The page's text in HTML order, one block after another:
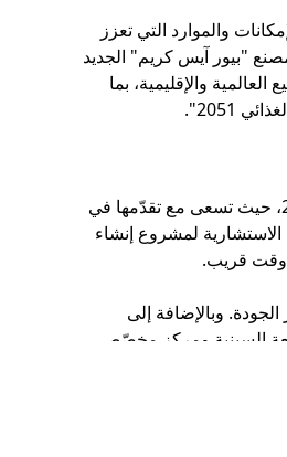
والموارد التي تعزز
"بيور آيس كريم" الجديد
والإقليمية، بما
وقّعت شركة "بيور آيس كريم" اتفاقية مساطحة مع مدينة دبي الصناعية على هامش فعاليات معرض "سيال باريس" الدولي للأغذية والمشروبات في أكتوبر 2024، حيث تسعى مع تقدّمها في
لمشروع إنشاء
وبالإضافة إلى
السينية ومركز مخصّص